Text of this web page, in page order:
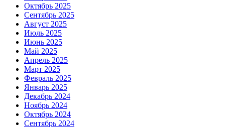
Октябрь 2025
Сентябрь 2025
Август 2025
Июль 2025
Июнь 2025
Май 2025
Апрель 2025
Март 2025
Февраль 2025
Январь 2025
Декабрь 2024
Ноябрь 2024
Октябрь 2024
Сентябрь 2024